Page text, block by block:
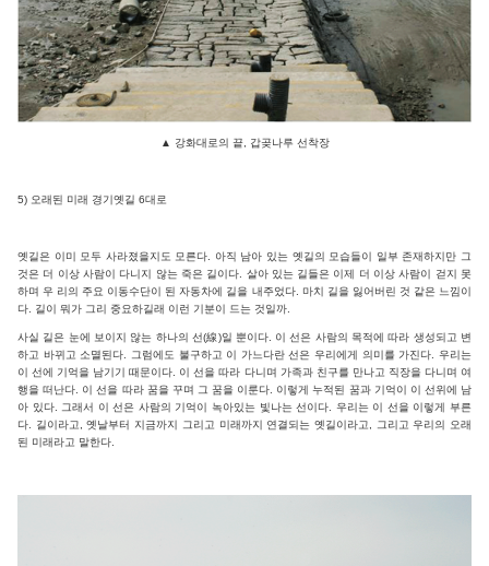
▲ 강화대로의 끝, 갑곶나루 선착장
5) 오래된 미래 경기옛길 6대로
옛길은 이미 모두 사라졌을지도 모른다. 아직 남아 있는 옛길의 모습들이 일부 존재하지만 그
것은 더 이상 사람이 다니지 않는 죽은 길이다. 살아 있는 길들은 이제 더 이상 사람이 걷지 못
하며 우 리의 주요 이동수단이 된 자동차에 길을 내주었다. 마치 길을 잃어버린 것 같은 느낌이
다. 길이 뭐가 그리 중요하길래 이런 기분이 드는 것일까.
사실 길은 눈에 보이지 않는 하나의 선(線)일 뿐이다. 이 선은 사람의 목적에 따라 생성되고 변
하고 바뀌고 소멸된다. 그럼에도 불구하고 이 가느다란 선은 우리에게 의미를 가진다. 우리는
이 선에 기억을 남기기 때문이다. 이 선을 따라 다니며 가족과 친구를 만나고 직장을 다니며 여
행을 떠난다. 이 선을 따라 꿈을 꾸며 그 꿈을 이룬다. 이렇게 누적된 꿈과 기억이 이 선위에 남
아 있다. 그래서 이 선은 사람의 기억이 녹아있는 빛나는 선이다. 우리는 이 선을 이렇게 부른
다. 길이라고, 옛날부터 지금까지 그리고 미래까지 연결되는 옛길이라고, 그리고 우리의 오래
된 미래라고 말한다.